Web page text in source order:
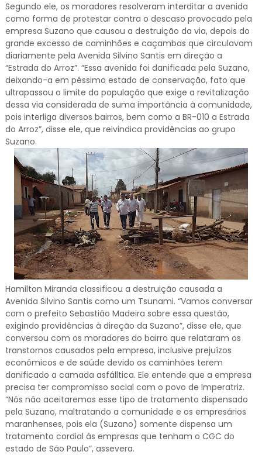
Segundo ele, os moradores resolveram interditar a avenida
como forma de protestar contra o descaso provocado pela
empresa Suzano que causou a destruição da via, depois do
grande excesso de caminhões e caçambas que circulavam
diariamente pela Avenida Silvino Santis em direção a
“Estrada do Arroz”. “Essa avenida foi danificada pela Suzano,
deixando-a em péssimo estado de conservação, fato que
ultrapassou o limite da população que exige a revitalização
dessa via considerada de suma importância à comunidade,
pois interliga diversos bairros, bem como a BR-010 a Estrada
do Arroz”, disse ele, que reivindica providências ao grupo
Suzano.
Hamilton Miranda classificou a destruição causada a
Avenida Silvino Santis como um Tsunami. “Vamos conversar
com o prefeito Sebastião Madeira sobre essa questão,
exigindo providências à direção da Suzano”, disse ele, que
conversou com os moradores do bairro que relataram os
transtornos causados pela empresa, inclusive prejuízos
econômicos e de saúde devido os caminhões terem
danificado a camada asfálltica. Ele entende que a empresa
precisa ter compromisso social com o povo de Imperatriz.
“Nós não aceitaremos esse tipo de tratamento dispensado
pela Suzano, maltratando a comunidade e os empresários
maranhenses, pois ela (Suzano) somente dispensa um
tratamento cordial às empresas que tenham o CGC do
estado de São Paulo”, assevera.